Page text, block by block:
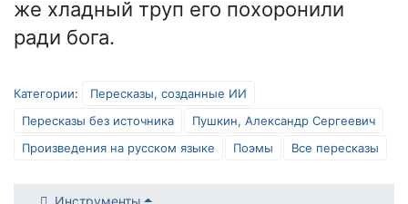
же хладный труп его похоронили
ради бога.
Категории:
Пересказы, созданные ИИ
Пересказы без источника
Пушкин, Александр Сергеевич
Произведения на русском языке
Поэмы Все пересказы
Инструменты